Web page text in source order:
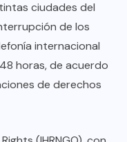
ciudades del
de los
internacional
horas, de acuerdo
de derechos